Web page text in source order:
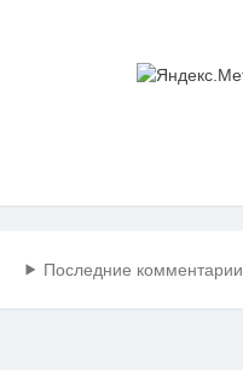
Последние комментарии